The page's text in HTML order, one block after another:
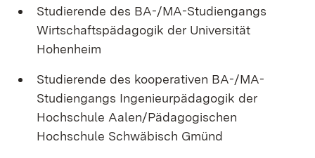
Studierende des BA-/MA-Studiengangs
Wirtschaftspädagogik der Universität
Hohenheim
Studierende des kooperativen BA-/MA-
Studiengangs Ingenieurpädagogik der
Hochschule Aalen/Pädagogischen
Hochschule Schwäbisch Gmünd